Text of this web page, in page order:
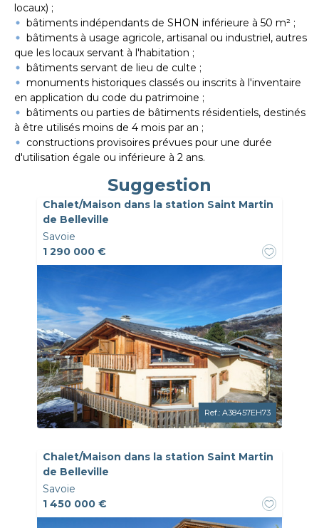
locaux) ;
bâtiments indépendants de SHON inférieure à 50 m² ;
bâtiments à usage agricole, artisanal ou industriel, autres
que les locaux servant à l'habitation ;
bâtiments servant de lieu de culte ;
monuments historiques classés ou inscrits à l'inventaire
en application du code du patrimoine ;
bâtiments ou parties de bâtiments résidentiels, destinés
à être utilisés moins de 4 mois par an ;
constructions provisoires prévues pour une durée
d'utilisation égale ou inférieure à 2 ans.
Suggestion
Chalet/Maison dans la station Saint Martin
de Belleville
Savoie
1 290 000 €
Ref.: A38457EH73
Chalet/Maison dans la station Saint Martin
de Belleville
Savoie
1 450 000 €